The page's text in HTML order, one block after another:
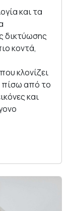
και τα
δικτύωσης
κοντά,
κλονίζει
πίσω από το
και